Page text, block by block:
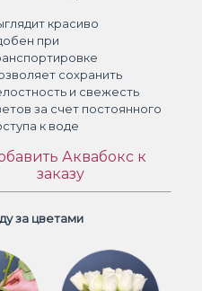
красиво
при
сохранить
и свежесть
за счет постоянного
к воде
Аквабокс к
заказу
за цветами